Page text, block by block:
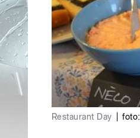
Restaurant Day foto: